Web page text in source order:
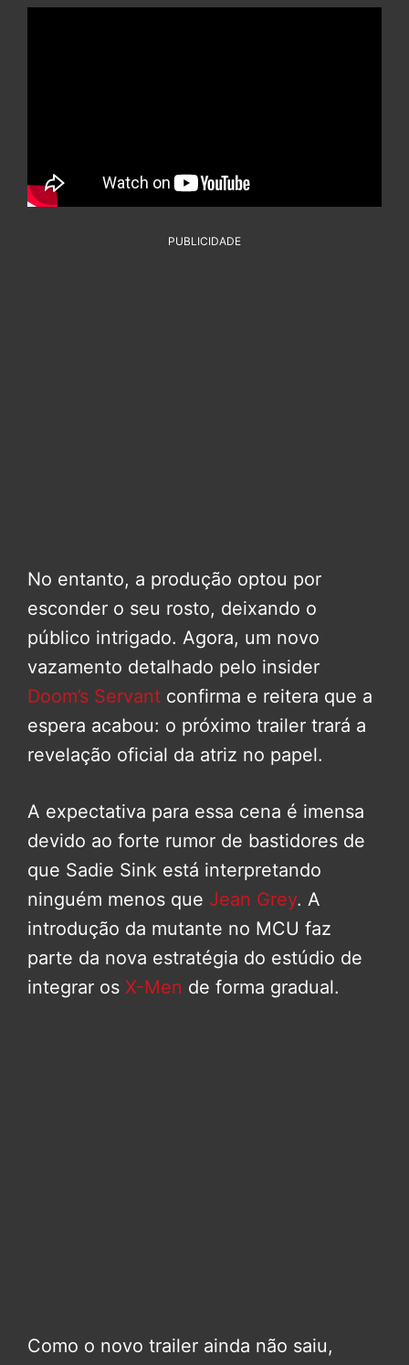
PUBLICIDADE
No entanto, a produção optou por
esconder o seu rosto, deixando o
público intrigado. Agora, um novo
vazamento detalhado pelo insider
Doom’s Servant confirma e reitera que a
espera acabou: o próximo trailer trará a
revelação oficial da atriz no papel.
A expectativa para essa cena é imensa
devido ao forte rumor de bastidores de
que Sadie Sink está interpretando
ninguém menos que Jean Grey. A
introdução da mutante no MCU faz
parte da nova estratégia do estúdio de
integrar os X-Men de forma gradual.
Como o novo trailer ainda não saiu,